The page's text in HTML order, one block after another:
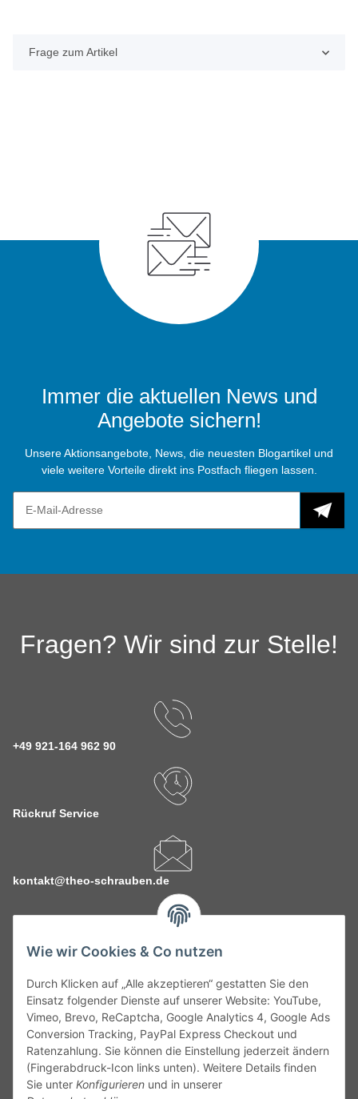
Wie wir Cookies & Co nutzen
Durch Klicken auf „Alle akzeptieren“ gestatten Sie den
Einsatz folgender Dienste auf unserer Website: YouTube,
Vimeo, Brevo, ReCaptcha, Google Analytics 4, Google Ads
Conversion Tracking, PayPal Express Checkout und
Ratenzahlung. Sie können die Einstellung jederzeit ändern
(Fingerabdruck-Icon links unten). Weitere Details finden
Sie unter Konfigurieren und in unserer
Frage zum Artikel
Immer die aktuellen News und
Angebote sichern!
Unsere Aktionsangebote, News, die neuesten Blogartikel und
viele weitere Vorteile direkt ins Postfach fliegen lassen.
Fragen? Wir sind zur Stelle!
+49 921-164 962 90
Rückruf Service
kontakt@theo-schrauben.de
Service
Gesetzliche Informationen
Alle technischen Angaben ohne Gewähr. Irrtümer und fehlerhafte